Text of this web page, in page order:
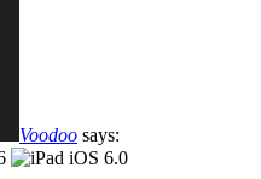
Voodoo says: